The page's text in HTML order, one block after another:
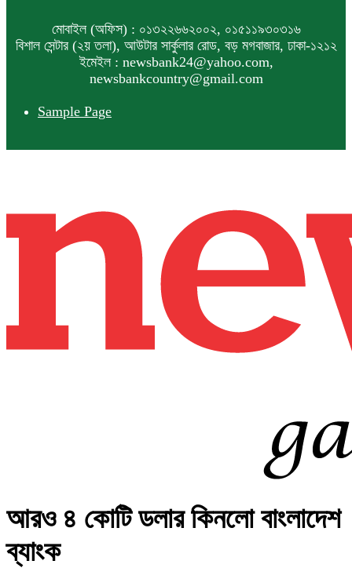
মোবাইল (অফিস) : ০১৩২২৬৬২০০২, ০১৫১১৯৩০৩১৬
বিশাল সেন্টার (২য় তলা), আউটার সার্কুলার রোড, বড় মগবাজার, ঢাকা-১২১২
ইমেইল : newsbank24@yahoo.com,
newsbankcountry@gmail.com
Sample Page
আরও ৪ কোটি ডলার কিনলো বাংলাদেশ
ব্যাংক